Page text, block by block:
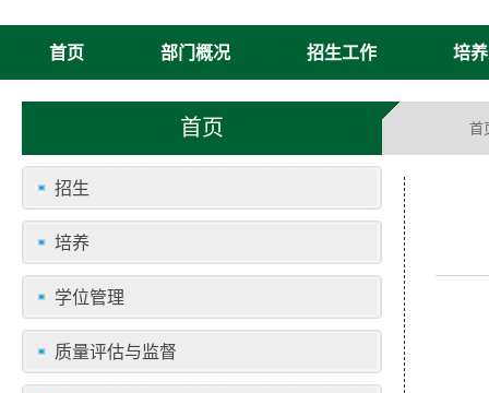
首页 部门概况 招生工作 培
首页 首
招生
培养
学位管理
质量评估与监督